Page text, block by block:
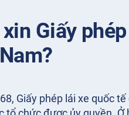
Giấy
Giấy phép lái xe quốc